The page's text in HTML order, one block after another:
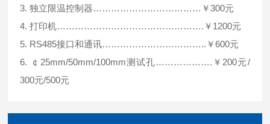
3. 独立限温控制器………………………………￥300元
4. 打印机………………………………………….￥1200元
5. RS485接口和通讯……………………………..￥600元
6. ￠25mm/50mm/100mm测试孔……………….￥200元/
300元/500元